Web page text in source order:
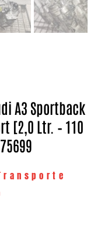
A3 Sportback
[2,0 Ltr. – 110